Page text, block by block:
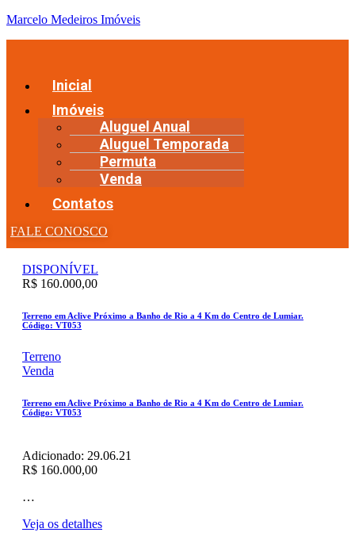
Marcelo Medeiros Imóveis
Inicial
Imóveis
Aluguel Anual
Aluguel Temporada
Permuta
Venda
Contatos
FALE CONOSCO
DISPONÍVEL
R$ 160.000,00
Terreno em Aclive Próximo a Banho de Rio a 4 Km do Centro de Lumiar.
Código: VT053
Terreno
Venda
Terreno em Aclive Próximo a Banho de Rio a 4 Km do Centro de Lumiar.
Código: VT053
Adicionado: 29.06.21
R$ 160.000,00
…
Veja os detalhes